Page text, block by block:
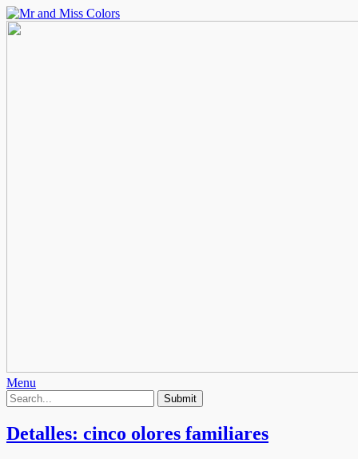
Menu
Detalles: cinco olores familiares